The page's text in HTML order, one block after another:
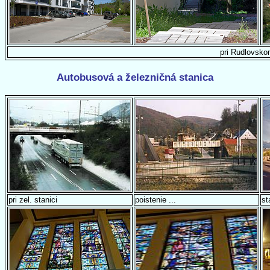
pri
Autobusová a železničná stanica
pri zel. stanici poistenie ...